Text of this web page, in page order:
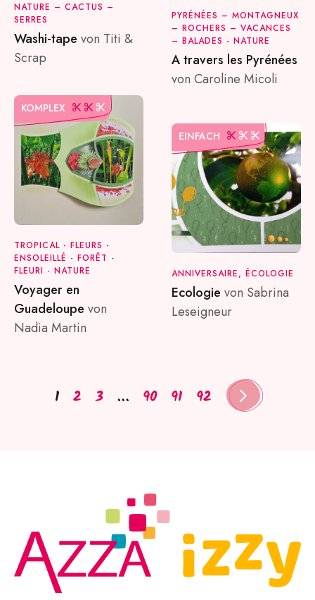
NATURE – CACTUS –
SERRES
Washi-tape von Titi &
Scrap
PYRÉNÉES – MONTAGNEUX
– ROCHERS – VACANCES
– BALADES - NATURE
A travers les Pyrénées
von Caroline Micoli
KOMPLEX
TROPICAL - FLEURS -
ENSOLEILLÉ - FORÊT -
FLEURI - NATURE
Voyager en
Guadeloupe von
Nadia Martin
EINFACH
ANNIVERSAIRE, ÉCOLOGIE
Ecologie von Sabrina
Leseigneur
1 2 3 … 90 91 92